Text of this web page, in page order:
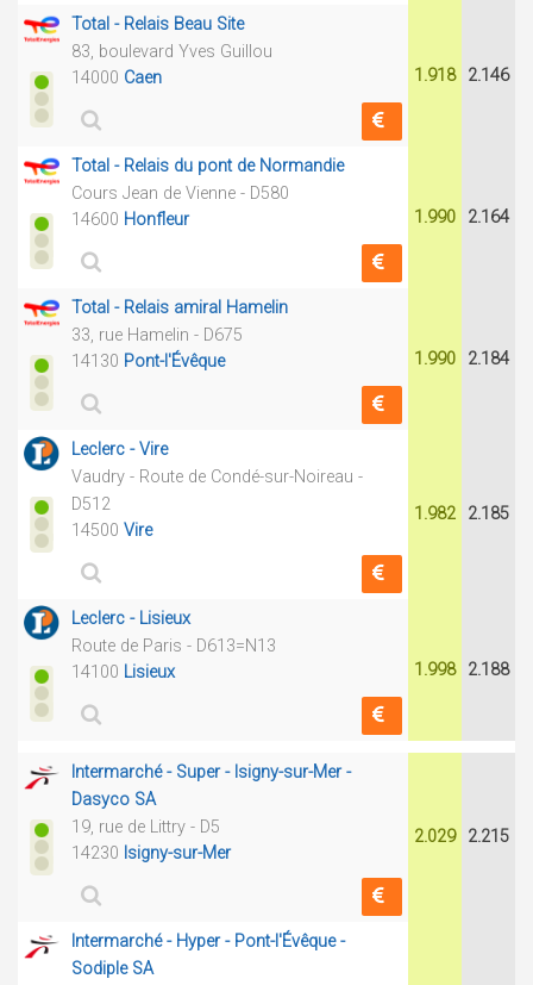
Total - Relais Beau Site
83, boulevard Yves Guillou
14000 Caen 1.918 2.146
Total - Relais du pont de Normandie
Cours Jean de Vienne - D580
14600 Honfleur 1.990 2.164
Total - Relais amiral Hamelin
33, rue Hamelin - D675
14130 Pont-l'Évêque 1.990 2.184
Leclerc - Vire
Vaudry - Route de Condé-sur-Noireau -
D512
14500 Vire
1.982 2.185
Leclerc - Lisieux
Route de Paris - D613=N13
14100 Lisieux 1.998 2.188
Intermarché - Super - Isigny-sur-Mer -
Dasyco SA
19, rue de Littry - D5
14230 Isigny-sur-Mer
2.029 2.215
Intermarché - Hyper - Pont-l'Évêque -
Sodiple SA